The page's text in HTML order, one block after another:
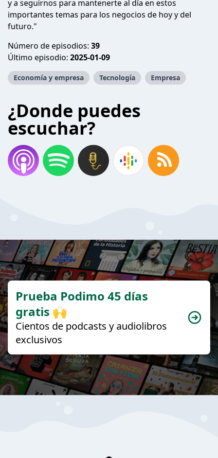
y a seguirnos para mantenerte al día en estos
importantes temas para los negocios de hoy y del
futuro."
Número de episodios: 39
Último episodio: 2025-01-09
Economía y empresa Tecnología Empresa
¿Donde puedes
escuchar?
Prueba Podimo 45 días
gratis 🙌
Cientos de podcasts y audiolibros
exclusivos